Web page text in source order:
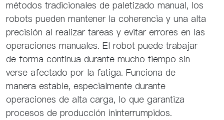
métodos tradicionales de paletizado manual, los
robots pueden mantener la coherencia y una alta
precisión al realizar tareas y evitar errores en las
operaciones manuales. El robot puede trabajar
de forma continua durante mucho tiempo sin
verse afectado por la fatiga. Funciona de
manera estable, especialmente durante
operaciones de alta carga, lo que garantiza
procesos de producción ininterrumpidos.